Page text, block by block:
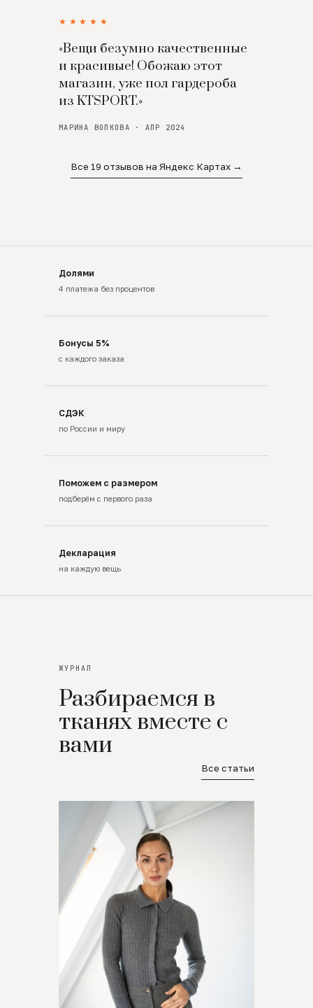
★★★★★
«Вещи безумно качественные
и красивые! Обожаю этот
магазин, уже пол гардероба
из KTSPORT.»
МАРИНА ВОЛКОВА · АПР 2024
Все 19 отзывов на Яндекс Картах →
Долями
4 платежа без процентов
Бонусы 5%
с каждого заказа
СДЭК
по России и миру
Поможем с размером
подберём с первого раза
Декларация
на каждую вещь
ЖУРНАЛ
Разбираемся в
тканях вместе с
вами
Все статьи